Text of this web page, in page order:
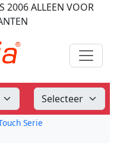
2006ALLEEN VOOR
Serie